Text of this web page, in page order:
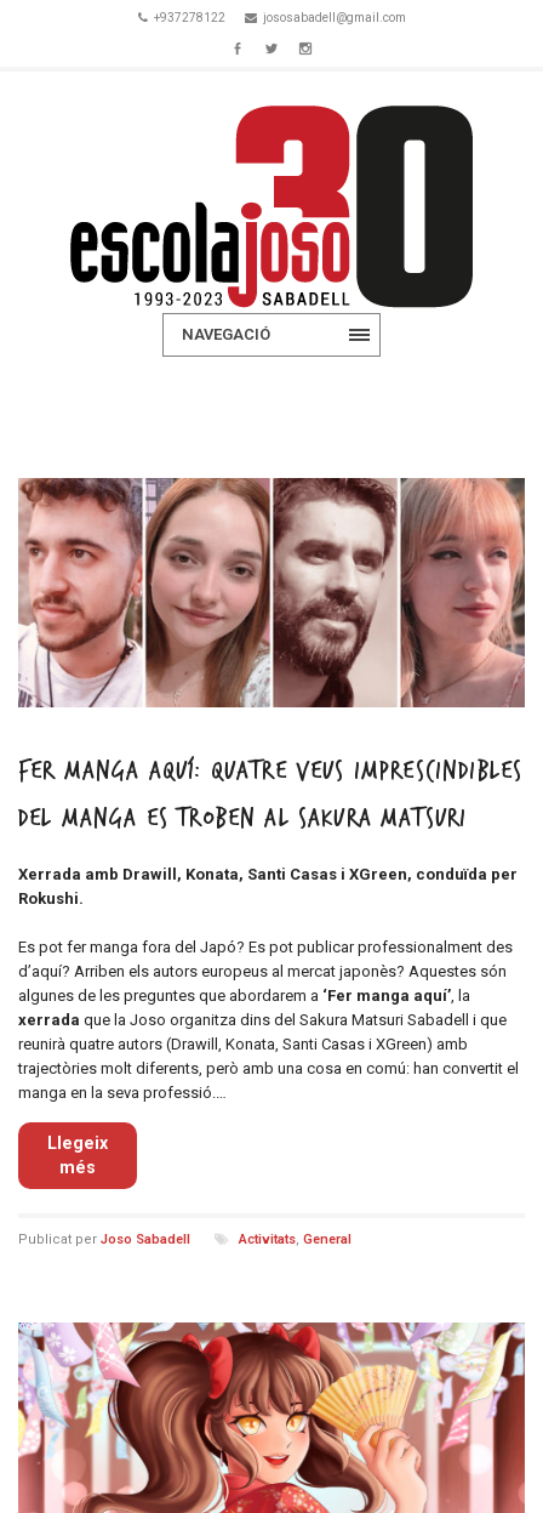
+937278122 jososabadell@gmail.com
NAVEGACIÓ
Fer manga aquí: quatre veus imprescindibles
del manga es troben al Sakura Matsuri
Xerrada amb Drawill, Konata, Santi Casas i XGreen, conduïda per
Rokushi.
Es pot fer manga fora del Japó? Es pot publicar professionalment des
d’aquí? Arriben els autors europeus al mercat japonès? Aquestes són
algunes de les preguntes que abordarem a ‘Fer manga aquí’ , la
xerrada que la Joso organitza dins del Sakura Matsuri Sabadell i que
reunirà quatre autors (Drawill, Konata, Santi Casas i XGreen) amb
trajectòries molt diferents, però amb una cosa en comú: han convertit el
manga en la seva professió.…
Llegeix
més
Publicat per Joso Sabadell Activitats General